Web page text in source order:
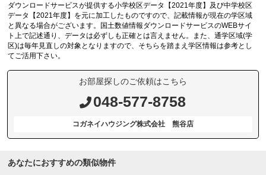
ダウンロードサービスが提供する小学校区データ【2021年度】及び中学校区
データ【2021年度】を元に加工したものですので、記載情報が現在の学区域
と異なる場合がございます。国土数値情報ダウンロードサービスのWEBサイ
ト上で記述通り、データは必ずしも正確とは言えません。また、通学区域(学
区)は毎年見直しの対象となりますので、そちらを踏まえ学区情報は参考とし
てご活用下さい。
お部屋探しのご依頼はこちら
048-577-8758
コガネイハウジング株式会社 熊谷店
あなたにおすすめの類似物件